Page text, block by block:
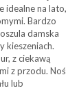
idealne na lato,
Bardzo
damska
kieszeniach.
z ciekawą
z przodu. Noś
lub